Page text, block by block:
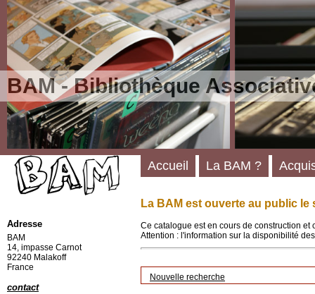
BAM - Bibliothèque
La BAM est ouverte au public le
Ce catalogue est en cours de construction
Attention : l'information sur la disponibilité
Nouvelle recherche
Accueil La BAM ?
Adresse
BAM
14, impasse Carnot
92240 Malakoff
France
contact